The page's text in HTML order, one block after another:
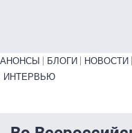
Primary links bottom
АНОНСЫ БЛОГИ НОВОСТИ
ИНТЕРВЬЮ